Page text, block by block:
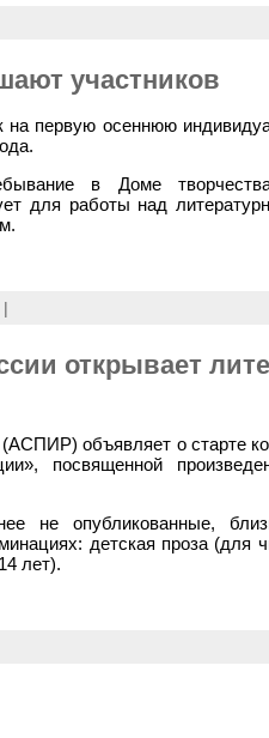
участников
на первую осеннюю
в Доме
для работы над
|
открывает
объявляет о старте
посвященной
не опубликованные,
детская проза (для
лет).